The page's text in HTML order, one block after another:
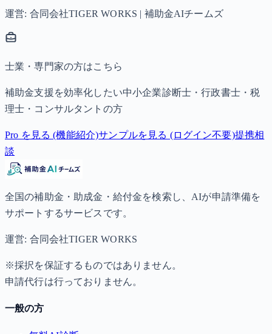
運営: 合同会社TIGER WORKS | 補助金AIチームズ
士業・専門家の方はこちら
補助金支援を効率化したい中小企業診断士・行政書士・税
理士・コンサルタントの方
Pro を見る (機能紹介)サンプルを見る (ログイン不要)提携相
談
全国の補助金・助成金・給付金を検索し、AIが申請準備を
サポートするサービスです。
運営: 合同会社TIGER WORKS
※採択を保証するものではありません。
申請代行は行っておりません。
一般の方